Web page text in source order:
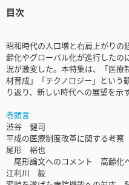
目次
昭和時代の人口増と右肩上がり
齢化やグローバル化が進行したの
況が激変した。本特集は、「医療
材育成」「テクノロジー」という
り返り、新しい時代への展望を示す
巻頭言
渋谷 健司
平成の医療制度改革に関する考察
尾形 裕也
尾形論文へのコメント 高齢化
江利川 毅